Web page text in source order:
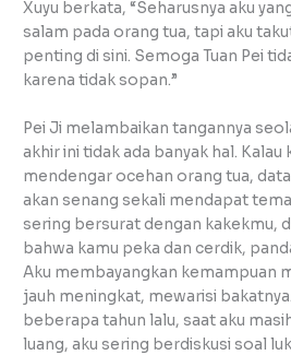
Xuyu berkata, “Seharusnya aku
salam pada orang tua, tapi aku
penting di sini. Semoga Tuan Pei
karena tidak sopan.”
Pei Ji melambaikan tangannya
akhir ini tidak ada banyak hal.
mendengar ocehan orang tua,
akan senang sekali mendapat
sering bersurat dengan kakekmu,
bahwa kamu peka dan cerdik,
Aku membayangkan kemampuan
jauh meningkat, mewarisi
beberapa tahun lalu, saat aku
luang, aku sering berdiskusi soal